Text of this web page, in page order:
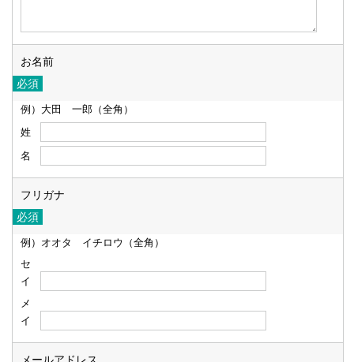
お名前
例）大田 一郎（全角）
姓
名
フリガナ
例）オオタ イチロウ（全角）
セ
イ
メ
イ